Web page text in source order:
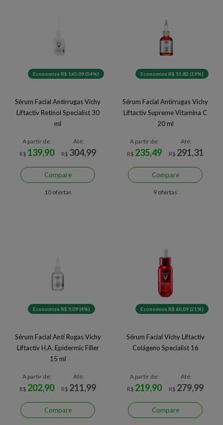
Economize R$ 165,09 (54%)
Sérum Facial Antirrugas Vichy
Liftactiv Retinol Specialist 30
ml
A partir de:
R$ 139,90
Até:
R$ 304,99
Compare
10 ofertas
Economize R$ 55,82 (19%)
Sérum Facial Antirrugas Vichy
Liftactiv Supreme Vitamina C
20 ml
A partir de:
R$ 235,49
Até:
R$ 291,31
Compare
9 ofertas
Economize R$ 9,09 (4%)
Sérum Facial Anti Rugas Vichy
Liftactiv H.A. Epidermic Filler
15 ml
A partir de:
R$ 202,90
Até:
R$ 211,99
Compare
Economize R$ 60,09 (21%)
Sérum Facial Vichy Liftactiv
Colágeno Specialist 16
A partir de:
R$ 219,90
Até:
R$ 279,99
Compare